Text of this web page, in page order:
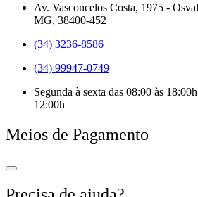
Av. Vasconcelos Costa, 1975 -
MG, 38400-452
(34) 3236-8586
(34) 99947-0749
Segunda à sexta das 08:00 às
12:00h
Meios de Pagamento